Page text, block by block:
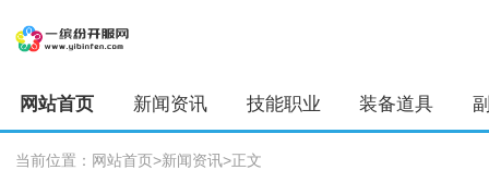
网站首页 新闻资讯 技能职业 装备道具
当前位置： 网站首页>新闻资讯>正文